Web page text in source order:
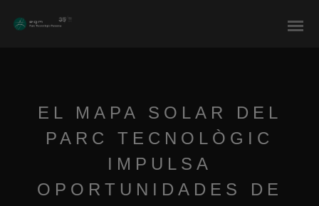
EL MAPA SOLAR DEL
PARC TECNOLÒGIC
IMPULSA
OPORTUNIDADES DE